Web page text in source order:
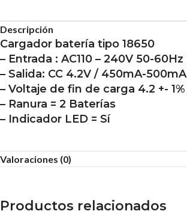
Descripción
Cargador batería tipo 18650
– Entrada : AC110 – 240V 50-60Hz
– Salida: CC 4.2V / 450mA-500mA
– Voltaje de fin de carga 4.2 +- 1%
– Ranura = 2 Baterías
– Indicador LED = Sí
Valoraciones (0)
Productos relacionados